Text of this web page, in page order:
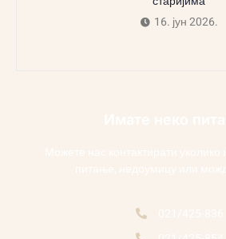
16. јун 2026.